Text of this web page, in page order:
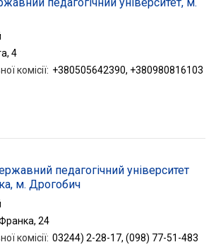
4
комісії: +380505642390, +380980816103
педагогічний університет
м. Дрогобич
24
комісії: 03244) 2-28-17, (098) 77-51-483